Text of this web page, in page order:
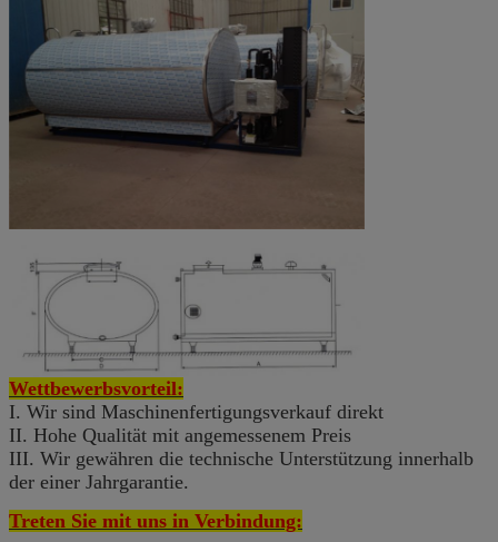
Wettbewerbsvorteil:
I. Wir sind Maschinenfertigungsverkauf direkt
II. Hohe Qualität mit angemessenem Preis
III. Wir gewähren die technische Unterstützung innerhalb
der einer Jahrgarantie.
Treten Sie mit uns in Verbindung: